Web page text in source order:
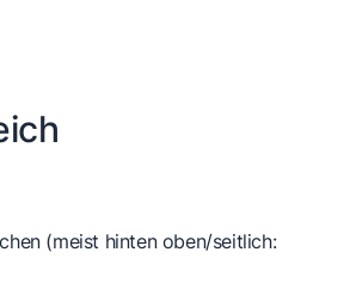
(meist hinten oben/seitlich: